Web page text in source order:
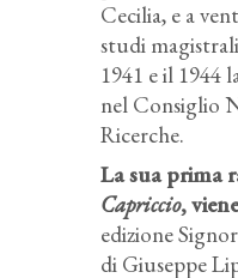
Cecilia, e a
studi
1941 e il 1944
nel Consiglio
Ricerche.
La sua prima
Capriccio,
edizione
di Giuseppe